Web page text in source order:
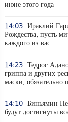
июне этого года
14:03 Ираклий
Рождества, пусть
каждого из вас
14:23 Тедрос
гриппа и других
маски, обязательно
14:10 Биньямин
будут достигнуты